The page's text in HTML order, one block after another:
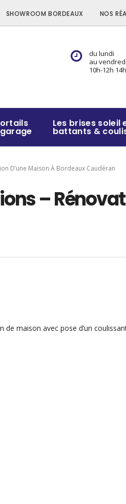
SHOWROOM BORDEAUX NOS
du lundi
au vendredi
10h-12h
Les brises soleil
battants &
D’une Maison À Bordeaux Caudéran
–
de maison avec pose d’un